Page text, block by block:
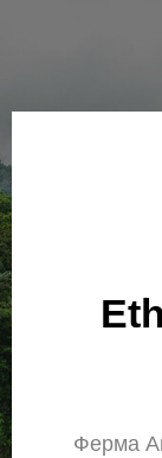
Ферма